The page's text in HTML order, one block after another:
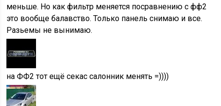
меньше. Но как фильтр меняется посравнению с фф2
это вообще балавство. Только панель снимаю и все.
Разьемы не вынимаю.
на ФФ2 тот ещё секас салонник менять =))))